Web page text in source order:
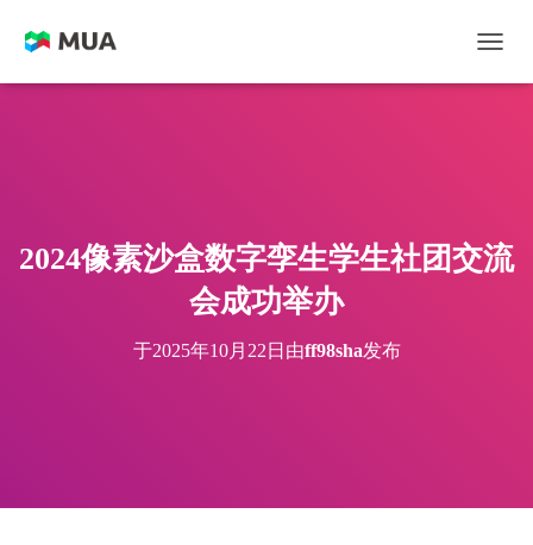
2024像素沙盒数字孪生学生社团交流
会成功举办
于2025年10月22日 由ff98sha发布